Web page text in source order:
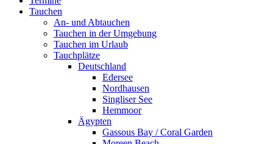
Tauchen
An- und Abtauchen
Tauchen in der Umgebung
Tauchen im Urlaub
Tauchplätze
Deutschland
Edersee
Nordhausen
Singliser See
Hemmoor
Ägypten
Gassous Bay / Coral Garden